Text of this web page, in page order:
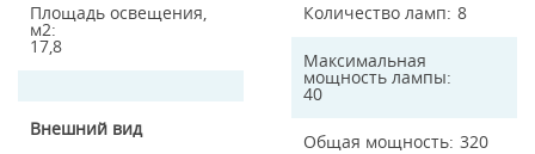
Площадь освещения,
м2
17,8
Внешний вид
Количество ламп 8
Максимальная
мощность лампы
40
Общая мощность 320